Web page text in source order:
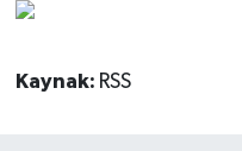
Kaynak: RSS